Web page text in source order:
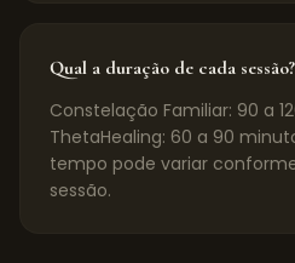
Qual a duração de cada sessão?
Constelação Familiar: 90 a
ThetaHealing: 60 a 90
tempo pode variar
sessão.